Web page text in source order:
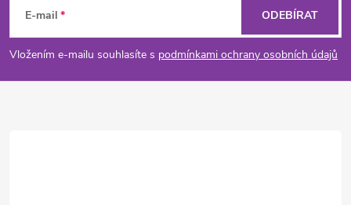
p
a
E-mail
Vložením e-mailu souhlasíte s podmínkami ochrany osobních údajů
ODEBÍRAT